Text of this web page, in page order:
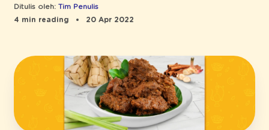
Ditulis oleh: Tim Penulis
4 min reading
20 Apr 2022